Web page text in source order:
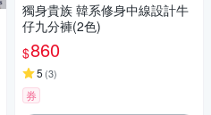
獨身貴族 韓系修身中線設計牛
仔九分褲(2色)
$860
5 (3)
券